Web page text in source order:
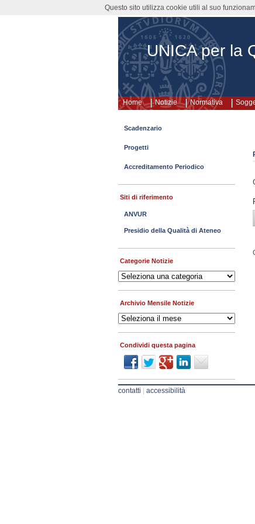
UNICA per la
Home Notizie Normativa
Scadenzario
Progetti
Accreditamento Periodico
Siti di riferimento
ANVUR
Presidio della Qualità di Ateneo
Categorie Notizie
Categorie
Notizie
Archivio Mensile Notizie
Archivio
Mensile
Notizie
Condividi questa pagina
contatti accessibilità
Questo sito utilizza cookie utili al suo